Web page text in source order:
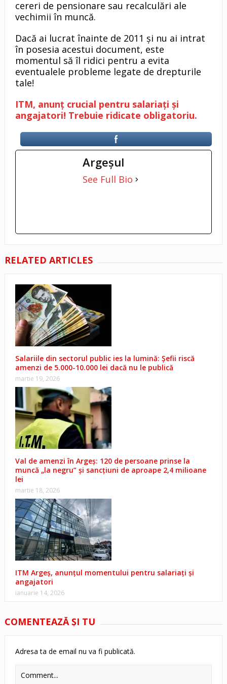
cereri de pensionare sau recalculări ale
vechimii în muncă.
Dacă ai lucrat înainte de 2011 și nu ai intrat
în posesia acestui document, este
momentul să îl ridici pentru a evita
eventualele probleme legate de drepturile
tale!
ITM, anunț crucial pentru salariați și
angajatori! Trebuie ridicate obligatoriu.
Argeşul
See Full Bio
RELATED ARTICLES
Salariile din sectorul public ies la lumină: Șefii riscă
amenzi de 5.000-10.000 lei dacă nu le publică
martie 19, 2026
Val de amenzi în Argeș: 120 de persoane prinse la
muncă „la negru” și sancțiuni de aproape 2,4 milioane
lei
martie 18, 2026
ITM Argeș, anunțul momentului pentru salariați și
angajatori
ianuarie 14, 2026
COMENTEAZĂ ŞI TU
Adresa ta de email nu va fi publicată.